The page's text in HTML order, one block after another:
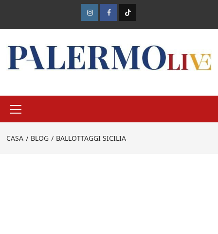
InstagramFacebook
TikTok
principale
CASA BLOG BALLOTTAGGI SICILIA